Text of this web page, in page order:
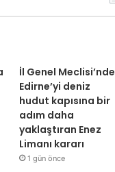
İl Genel Meclisi’nde
Edirne’yi deniz
hudut kapısına bir
adım daha
yaklaştıran Enez
Limanı kararı
1 gün önce